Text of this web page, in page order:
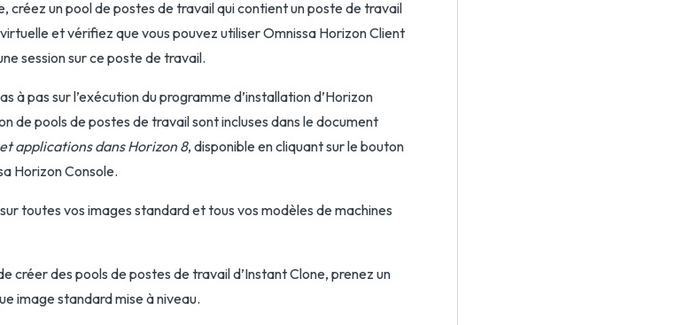
créez un pool de postes de travail qui contient un poste de travail
et vérifiez que vous pouvez utiliser Omnissa Horizon Client
session sur ce poste de travail.
à pas sur l’exécution du programme d’installation d’Horizon
de pools de postes de travail sont incluses dans le document
applications dans Horizon 8, disponible en cliquant sur le bouton
Horizon Console.
toutes vos images standard et tous vos modèles de machines
créer des pools de postes de travail d’Instant Clone, prenez un
image standard mise à niveau.